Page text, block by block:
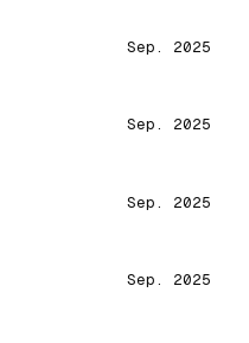
Sep. 2025
Sep. 2025
Sep. 2025
Sep. 2025